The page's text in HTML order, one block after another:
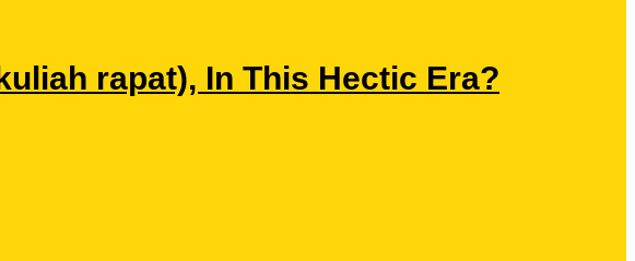
rapat), In This Hectic Era?